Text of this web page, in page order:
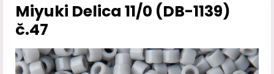
Miyuki Delica 11/0 (DB-1139)
č.47